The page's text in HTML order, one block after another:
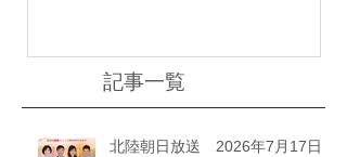
記事一覧
北陸朝日放送 2026年7月17日